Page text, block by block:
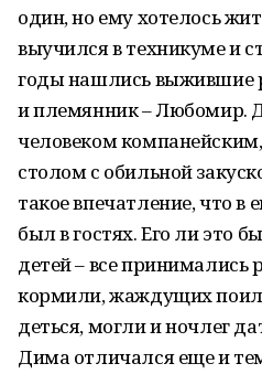
один, но ему хотелось
выучился в техникуме и
годы нашлись выжившие
и племянник – Любомир.
человеком
столом с обильной
такое впечатление, что в
был в гостях. Его ли это
детей – все
кормили, жаждущих
деться, могли и ночлег
Дима отличался еще и